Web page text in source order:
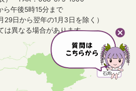
ら午後5時15分まで
29日から翌年の1月3日を除く）
は異なる場合があります。